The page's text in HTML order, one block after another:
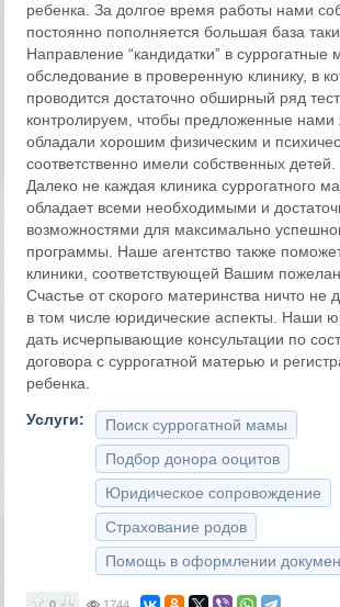
ребенка. За долгое время работы нами
постоянно пополняется большая база
Направление “кандидатки” в суррогатные
обследование в проверенную клинику, в
проводится достаточно обширный ряд
контролируем, чтобы предложенные
обладали хорошим физическим и
соответственно имели собственных детей.
Далеко не каждая клиника суррогатного
обладает всеми необходимыми и
возможностями для максимально
программы. Наше агентство также
клиники, соответствующей Вашим
Счастье от скорого материнства ничто не
в том числе юридические аспекты. Наши
дать исчерпывающие консультации по
договора с суррогатной матерью и
ребенка.
Услуги:
Поиск суррогатной мамы
Подбор донора ооцитов
Юридическое сопровождение
Страхование родов
Помощь в оформлении